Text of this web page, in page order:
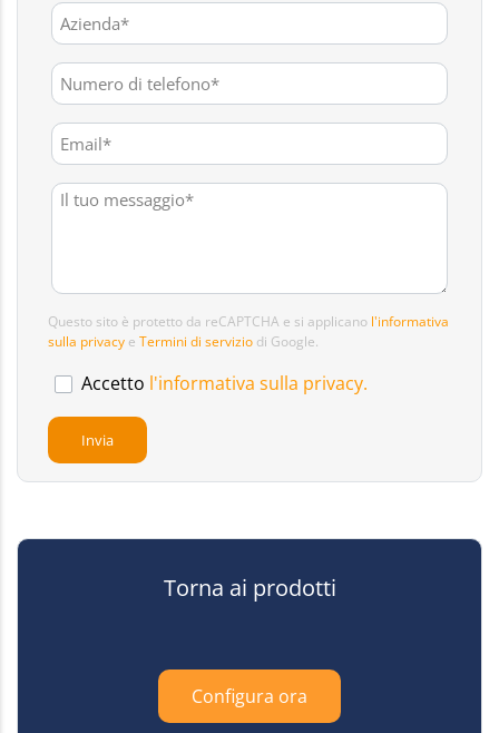
Questo sito è protetto da reCAPTCHA e si applicano l'informativa
sulla privacy e Termini di servizio di Google.
Accetto l'informativa sulla privacy.
Torna ai prodotti
Configura ora